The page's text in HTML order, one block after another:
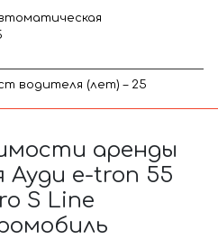
водителя (лет) – 25
аренды
Ауди e-tron 55
S Line